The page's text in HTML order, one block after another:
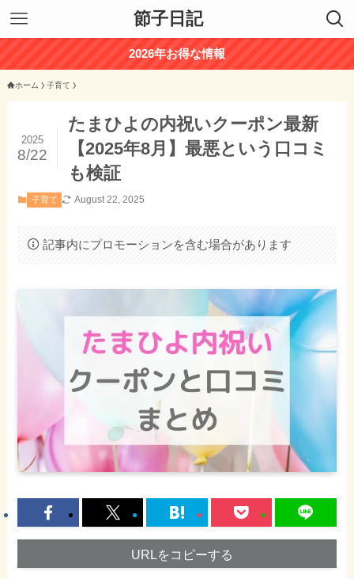
節子日記
2026年お得な情報
ホーム 子育て
たまひよの内祝いクーポン最新
【2025年8月】最悪という口コミ
も検証
2025
8/22
子育て August 22, 2025
記事内にプロモーションを含む場合があります
URLをコピーする